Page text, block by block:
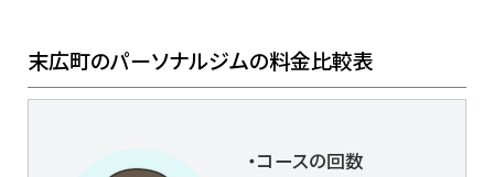
末広町のパーソナルジムの料金比較表
・コースの回数